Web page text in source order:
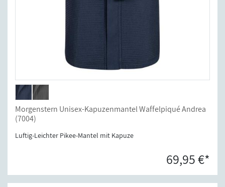
Morgenstern Unisex-Kapuzenmantel Waffelpiqué Andrea
(7004)
Luftig-Leichter Pikee-Mantel mit Kapuze
69,95 €*